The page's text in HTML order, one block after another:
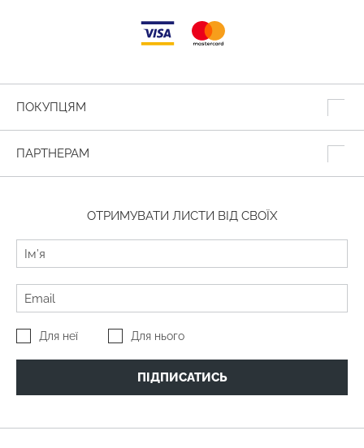
ПОКУПЦЯМ
ПАРТНЕРАМ
ОТРИМУВАТИ ЛИСТИ ВІД СВОЇХ
Для неї Для нього
ПІДПИСАТИСЬ